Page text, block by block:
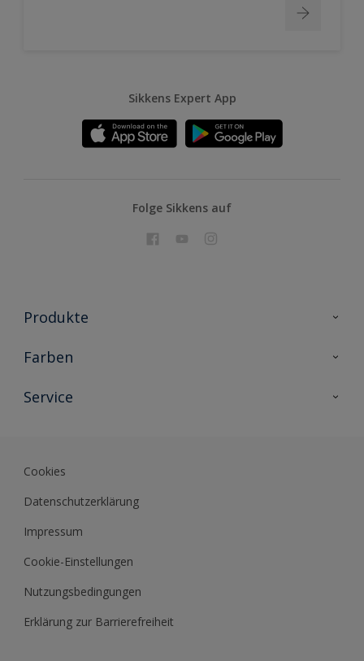
Sikkens Expert App
Folge Sikkens auf
Produkte
Holzschutz
Metallschutz
Farben
Farbkollektionen
Farb-Tools
Service
Sikkens Akademie
Datenblätter
Cookies
Datenschutzerklärung
Impressum
Cookie-Einstellungen
Nutzungsbedingungen
Erklärung zur Barrierefreiheit